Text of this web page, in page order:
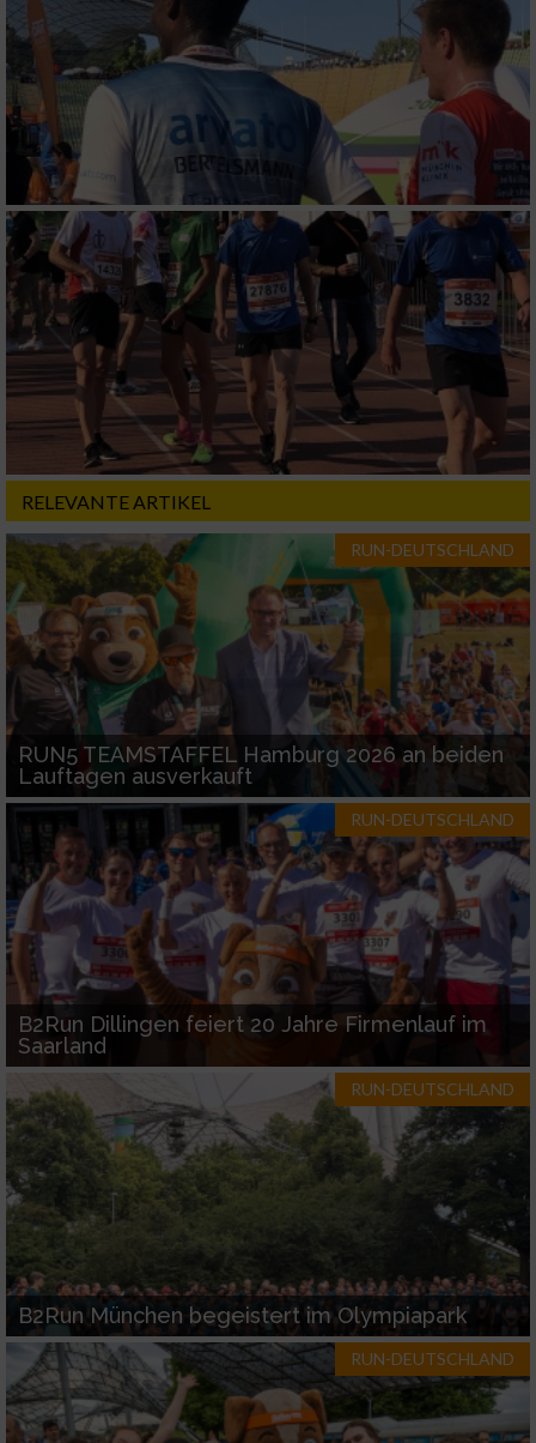
RELEVANTE ARTIKEL
RUN-DEUTSCHLAND
RUN5 TEAMSTAFFEL Hamburg 2026 an beiden
Lauftagen ausverkauft
RUN-DEUTSCHLAND
B2Run Dillingen feiert 20 Jahre Firmenlauf im
Saarland
RUN-DEUTSCHLAND
B2Run München begeistert im Olympiapark
RUN-DEUTSCHLAND
Performance
Funktional
Werbung